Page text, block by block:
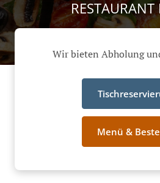
Wir bieten Abholung
Menü &